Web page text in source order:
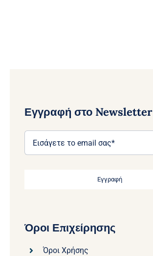
Εγγραφή στο Newsletter
Εγγραφή
Όροι Επιχείρησης
Όροι Χρήσης